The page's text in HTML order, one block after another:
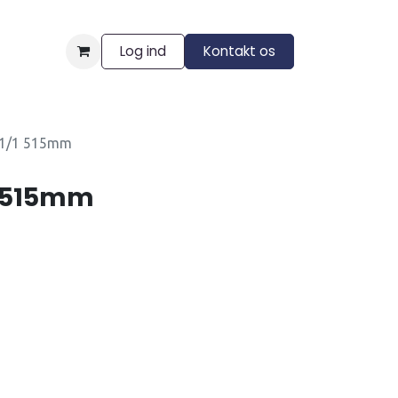
Log ind Kontakt os
1 515mm